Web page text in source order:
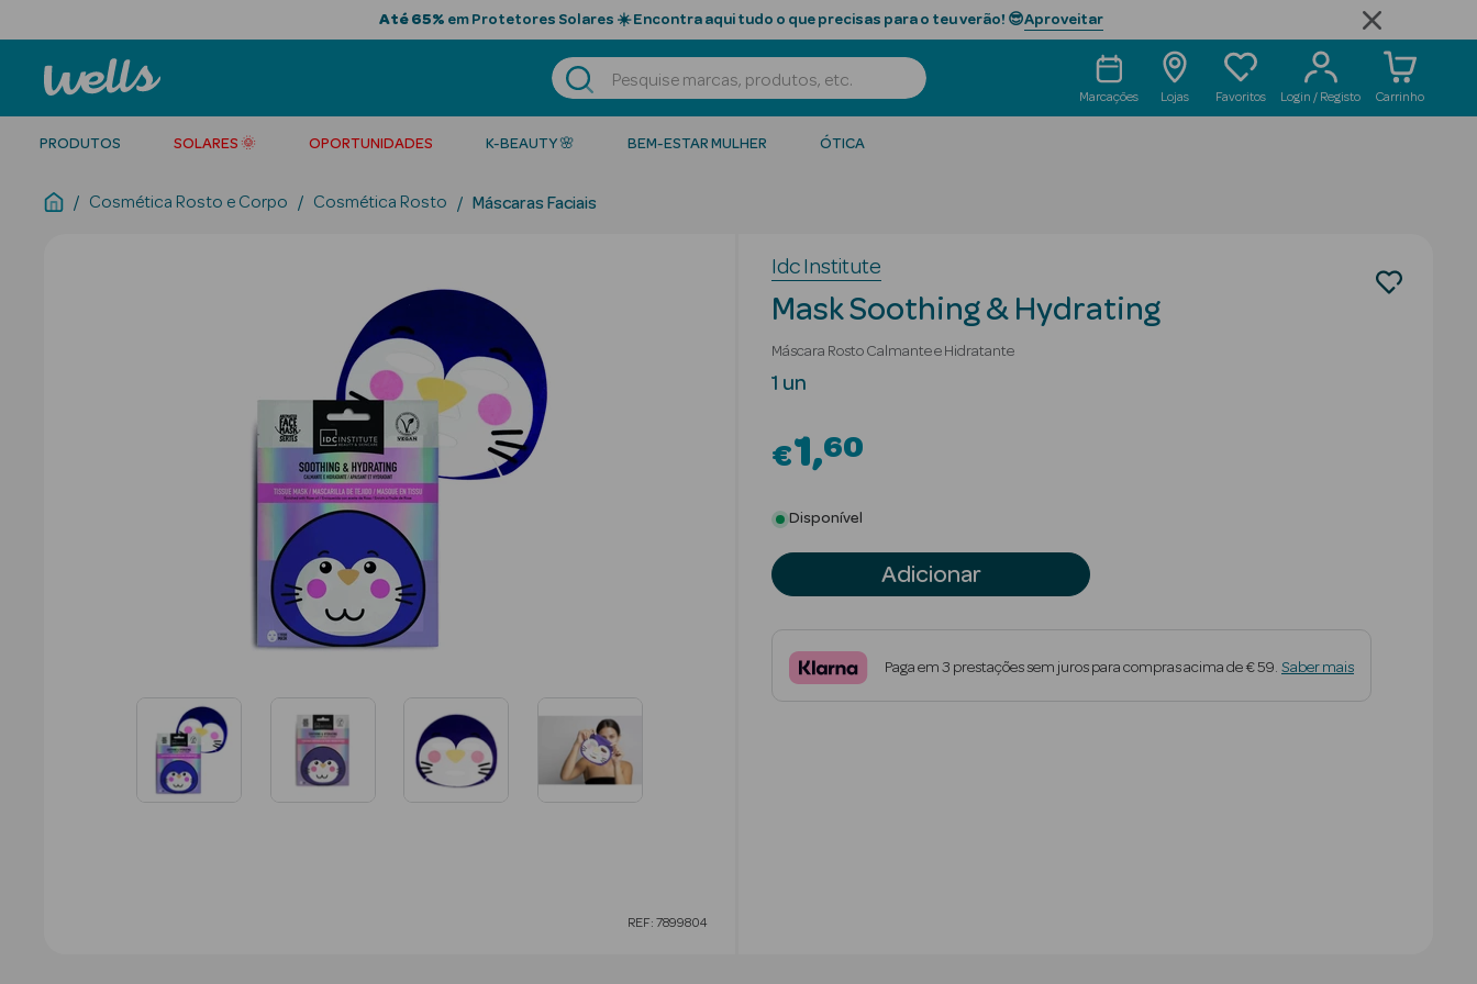
Até 65% em Protetores Solares ☀️ Encontra aqui tudo o que precisas para o teu verão! 😎Aproveitar
Marcações Lojas Favoritos Login / Registo Carrinho
PRODUTOS SOLARES 🌞 OPORTUNIDADES K-BEAUTY 🌸 BEM-ESTAR MULHER ÓTICA
Cosmética Rosto e Corpo Cosmética Rosto Máscaras Faciais
REF: 7899804
Idc Institute
Mask Soothing & Hydrating
Máscara Rosto Calmante e Hidratante
1 un
€1 60
Disponível
Adicionar
Paga em 3 prestações sem juros para compras acima de € 59. Saber mais